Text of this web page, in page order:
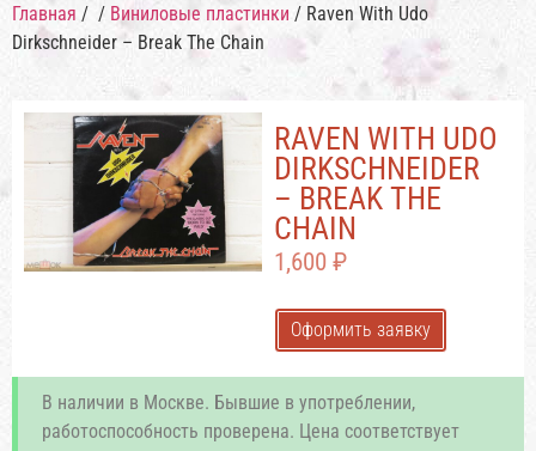
Главная / / Виниловые пластинки / Raven With Udo
Dirkschneider – Break The Chain
RAVEN WITH UDO
DIRKSCHNEIDER
– BREAK THE
CHAIN
1,600 ₽
Оформить заявку
В наличии в Москве. Бывшие в употреблении,
работоспособность проверена. Цена соответствует